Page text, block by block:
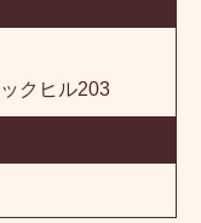
クヒル203